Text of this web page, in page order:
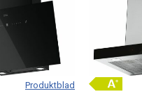
Produktblad